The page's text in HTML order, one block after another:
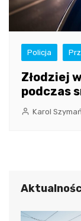
Policja
Złodziej
podczas
Karol